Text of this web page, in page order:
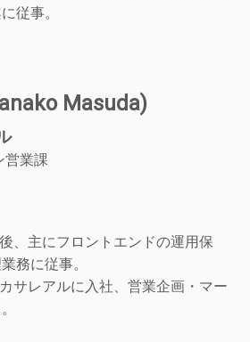
従事。
Masuda)
営業課
、主にフロントエンドの運用保
務に従事。
サレアルに入社、営業企画・マー